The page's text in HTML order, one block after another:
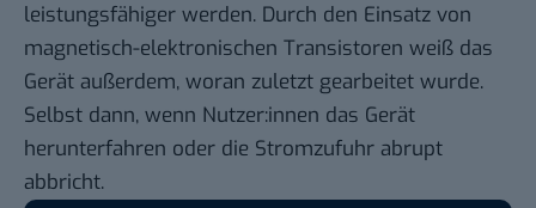
leistungsfähiger werden. Durch den Einsatz von
magnetisch-elektronischen Transistoren weiß das
Gerät außerdem, woran zuletzt gearbeitet wurde.
Selbst dann, wenn Nutzer:innen das Gerät
herunterfahren oder die Stromzufuhr abrupt
abbricht.